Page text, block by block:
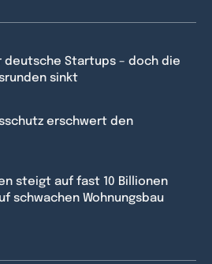
deutsche Startups – doch die
sinkt
erschwert den
steigt auf fast 10 Billionen
schwachen Wohnungsbau